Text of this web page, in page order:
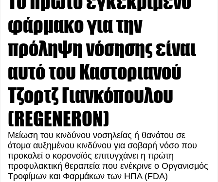
φάρμακο για την
πρόληψη νόσησης είναι
αυτό του Καστοριανού
Τζορτζ Γιανκόπουλου
(REGENERON)
Μείωση του κινδύνου νοσηλείας ή θανάτου σε
άτομα αυξημένου κινδύνου για σοβαρή νόσο που
προκαλεί ο κορονοϊός επιτυγχάνει η πρώτη
προφυλακτική θεραπεία που ενέκρινε ο Οργανισμός
Τροφίμων και Φαρμάκων των ΗΠΑ (FDA)